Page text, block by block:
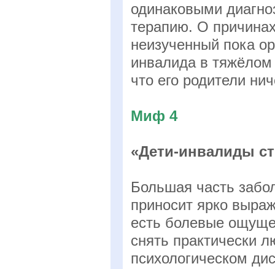
одинаковыми
терапию. О
неизученный пока
инвалида в
что его родители
Миф 4
«Дети-инвалиды
Большая часть
приносит ярко
есть болевые
снять практически
психологическом